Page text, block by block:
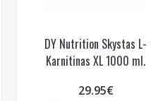
DY Nutrition Skystas L-
Karnitinas XL 1000 ml.
29.95€